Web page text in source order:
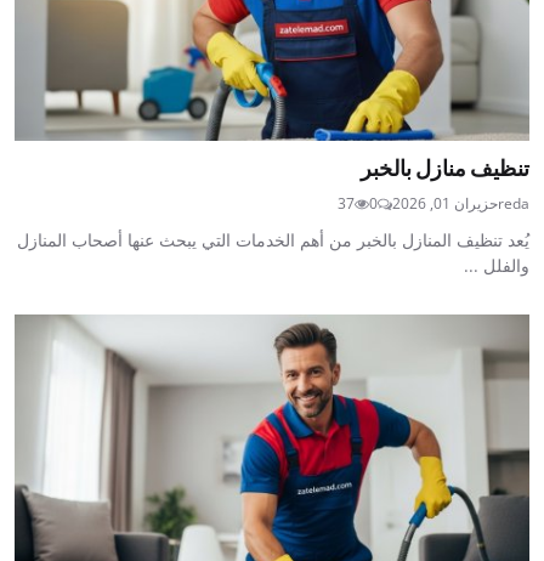
تنظيف منازل بالخبر
redaحزيران 01, 2026 0
37
يُعد تنظيف المنازل بالخبر من أهم الخدمات التي يبحث عنها أصحاب المنازل
والفلل ...